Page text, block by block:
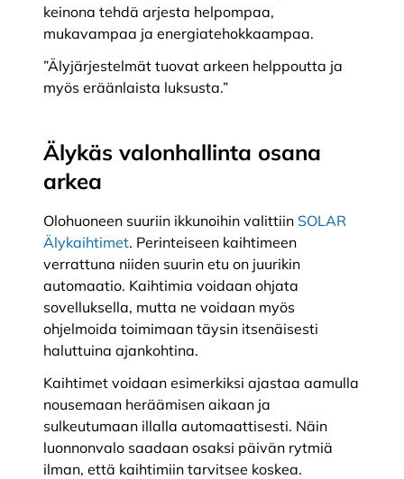
keinona tehdä arjesta helpompaa,
mukavampaa ja energiatehokkaampaa.
”Älyjärjestelmät tuovat arkeen helppoutta ja
myös eräänlaista luksusta.”
Älykäs valonhallinta osana
arkea
Olohuoneen suuriin ikkunoihin valittiin SOLAR
Älykaihtimet. Perinteiseen kaihtimeen
verrattuna niiden suurin etu on juurikin
automaatio. Kaihtimia voidaan ohjata
sovelluksella, mutta ne voidaan myös
ohjelmoida toimimaan täysin itsenäisesti
haluttuina ajankohtina.
Kaihtimet voidaan esimerkiksi ajastaa aamulla
nousemaan heräämisen aikaan ja
sulkeutumaan illalla automaattisesti. Näin
luonnonvalo saadaan osaksi päivän rytmiä
ilman, että kaihtimiin tarvitsee koskea.